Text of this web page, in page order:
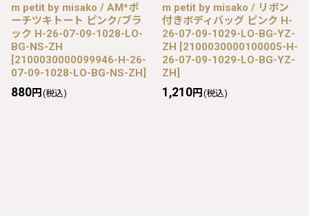
m petit by misako / AM*ポ
ーチツキトート ピンク/ブラ
ック H-26-07-09-1028-LO-
BG-NS-ZH
[2100030000099946-H-26-
07-09-1028-LO-BG-NS-ZH]
880円 (税込)
m petit by misako / リボン
付きボディバッグ ピンク H-
26-07-09-1029-LO-BG-YZ-
ZH [2100030000100005-H-
26-07-09-1029-LO-BG-YZ-
ZH]
1,210円 (税込)